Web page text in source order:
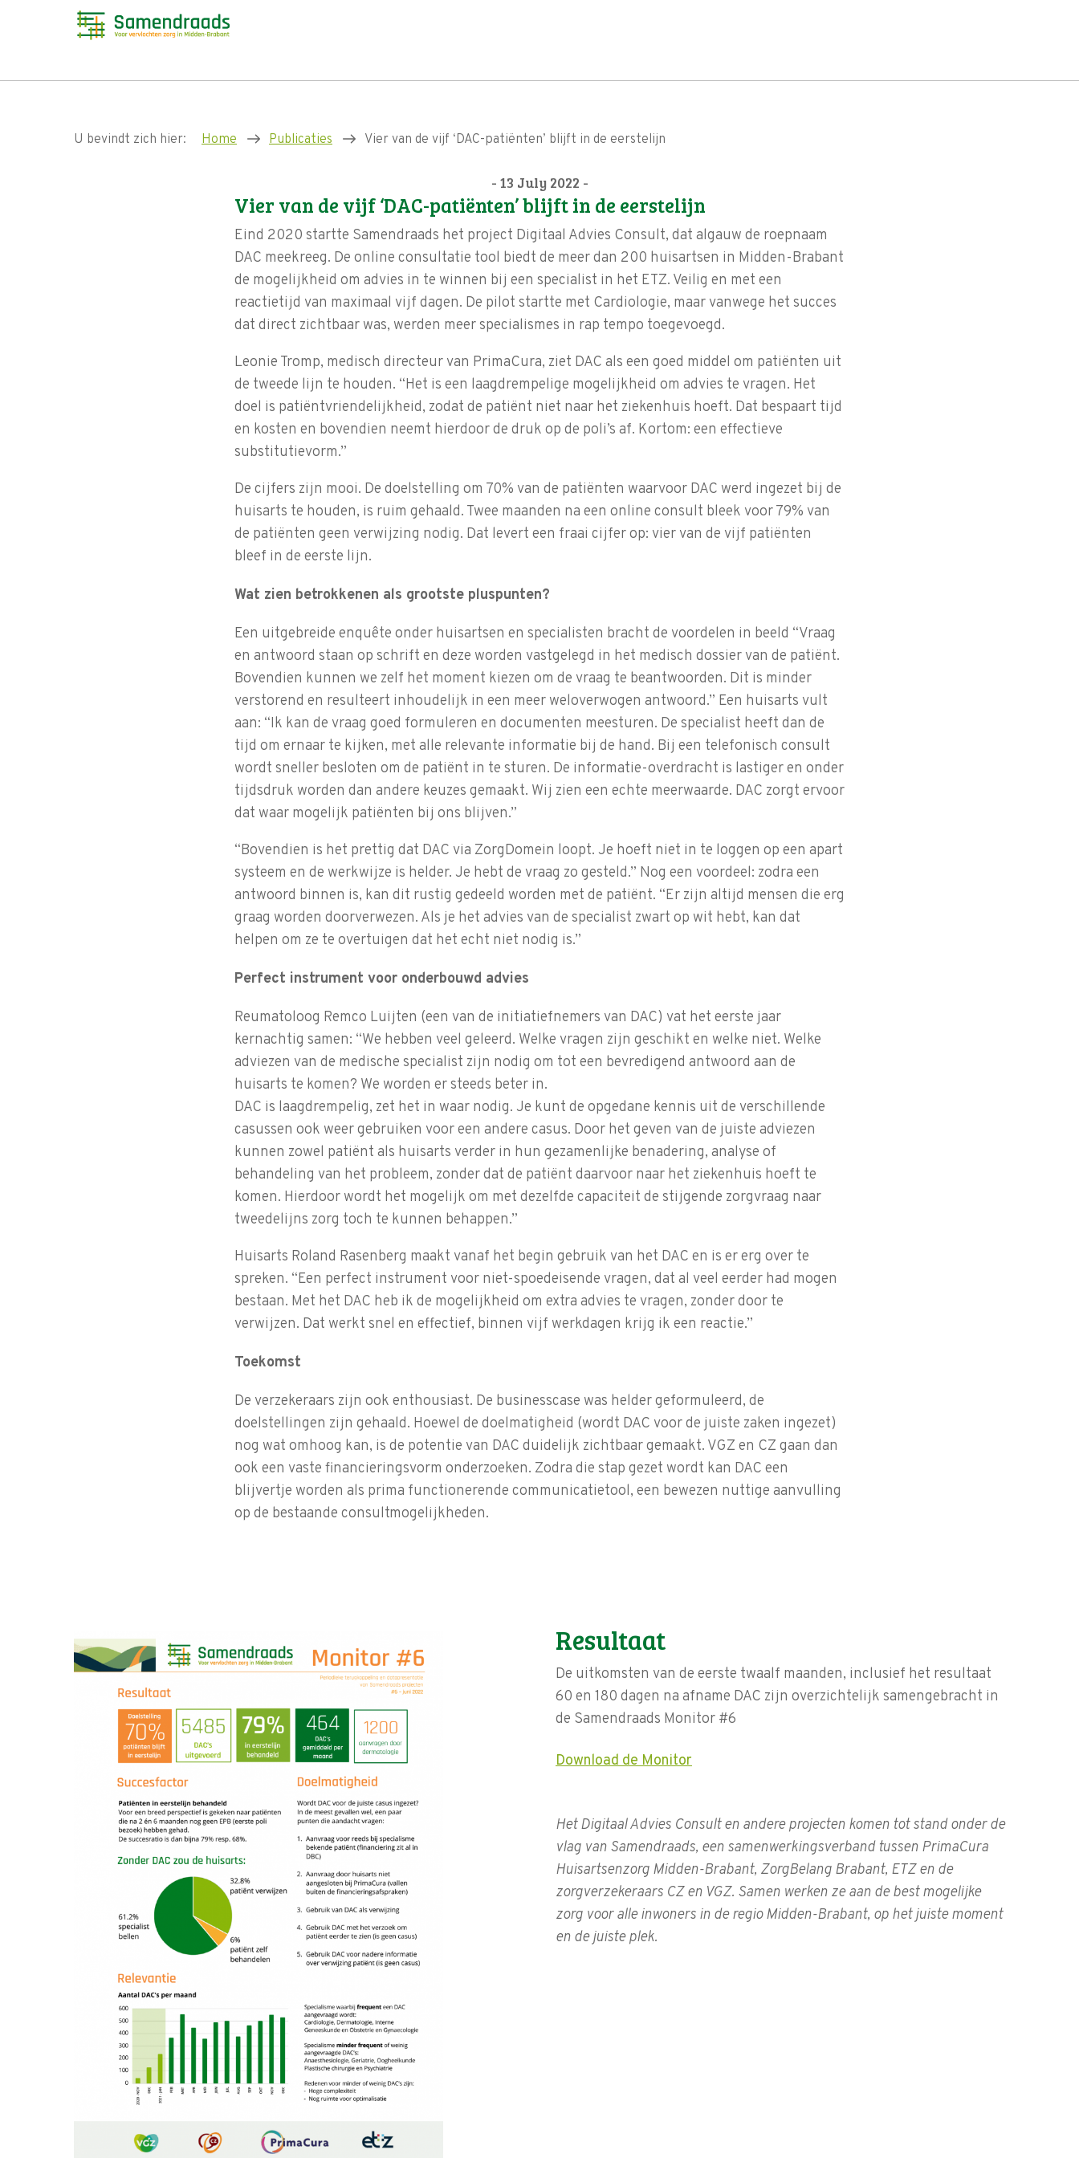
U bevindt zich hier: Home Publicaties Vier van de vijf ‘DAC-patiënten’ blijft in de eerstelijn
- 13 July 2022 -
Vier van de vijf ‘DAC-patiënten’ blijft in de eerstelijn
Eind 2020 startte Samendraads het project Digitaal Advies Consult, dat algauw de roepnaam
DAC meekreeg. De online consultatie tool biedt de meer dan 200 huisartsen in Midden-Brabant
de mogelijkheid om advies in te winnen bij een specialist in het ETZ. Veilig en met een
reactietijd van maximaal vijf dagen. De pilot startte met Cardiologie, maar vanwege het succes
dat direct zichtbaar was, werden meer specialismes in rap tempo toegevoegd.
Leonie Tromp, medisch directeur van PrimaCura, ziet DAC als een goed middel om patiënten uit
de tweede lijn te houden. “Het is een laagdrempelige mogelijkheid om advies te vragen. Het
doel is patiëntvriendelijkheid, zodat de patiënt niet naar het ziekenhuis hoeft. Dat bespaart tijd
en kosten en bovendien neemt hierdoor de druk op de poli’s af. Kortom: een effectieve
substitutievorm.”
De cijfers zijn mooi. De doelstelling om 70% van de patiënten waarvoor DAC werd ingezet bij de
huisarts te houden, is ruim gehaald. Twee maanden na een online consult bleek voor 79% van
de patiënten geen verwijzing nodig. Dat levert een fraai cijfer op: vier van de vijf patiënten
bleef in de eerste lijn.
Wat zien betrokkenen als grootste pluspunten?
Een uitgebreide enquête onder huisartsen en specialisten bracht de voordelen in beeld “Vraag
en antwoord staan op schrift en deze worden vastgelegd in het medisch dossier van de patiënt.
Bovendien kunnen we zelf het moment kiezen om de vraag te beantwoorden. Dit is minder
verstorend en resulteert inhoudelijk in een meer weloverwogen antwoord.” Een huisarts vult
aan: “Ik kan de vraag goed formuleren en documenten meesturen. De specialist heeft dan de
tijd om ernaar te kijken, met alle relevante informatie bij de hand. Bij een telefonisch consult
wordt sneller besloten om de patiënt in te sturen. De informatie-overdracht is lastiger en onder
tijdsdruk worden dan andere keuzes gemaakt. Wij zien een echte meerwaarde. DAC zorgt ervoor
dat waar mogelijk patiënten bij ons blijven.”
“Bovendien is het prettig dat DAC via ZorgDomein loopt. Je hoeft niet in te loggen op een apart
systeem en de werkwijze is helder. Je hebt de vraag zo gesteld.” Nog een voordeel: zodra een
antwoord binnen is, kan dit rustig gedeeld worden met de patiënt. “Er zijn altijd mensen die erg
graag worden doorverwezen. Als je het advies van de specialist zwart op wit hebt, kan dat
helpen om ze te overtuigen dat het echt niet nodig is.”
Perfect instrument voor onderbouwd advies
Reumatoloog Remco Luijten (een van de initiatiefnemers van DAC) vat het eerste jaar
kernachtig samen: “We hebben veel geleerd. Welke vragen zijn geschikt en welke niet. Welke
adviezen van de medische specialist zijn nodig om tot een bevredigend antwoord aan de
huisarts te komen? We worden er steeds beter in.
DAC is laagdrempelig, zet het in waar nodig. Je kunt de opgedane kennis uit de verschillende
casussen ook weer gebruiken voor een andere casus. Door het geven van de juiste adviezen
kunnen zowel patiënt als huisarts verder in hun gezamenlijke benadering, analyse of
behandeling van het probleem, zonder dat de patiënt daarvoor naar het ziekenhuis hoeft te
komen. Hierdoor wordt het mogelijk om met dezelfde capaciteit de stijgende zorgvraag naar
tweedelijns zorg toch te kunnen behappen.”
Huisarts Roland Rasenberg maakt vanaf het begin gebruik van het DAC en is er erg over te
spreken. “Een perfect instrument voor niet-spoedeisende vragen, dat al veel eerder had mogen
bestaan. Met het DAC heb ik de mogelijkheid om extra advies te vragen, zonder door te
verwijzen. Dat werkt snel en effectief, binnen vijf werkdagen krijg ik een reactie.”
Toekomst
De verzekeraars zijn ook enthousiast. De businesscase was helder geformuleerd, de
doelstellingen zijn gehaald. Hoewel de doelmatigheid (wordt DAC voor de juiste zaken ingezet)
nog wat omhoog kan, is de potentie van DAC duidelijk zichtbaar gemaakt. VGZ en CZ gaan dan
ook een vaste financieringsvorm onderzoeken. Zodra die stap gezet wordt kan DAC een
blijvertje worden als prima functionerende communicatietool, een bewezen nuttige aanvulling
op de bestaande consultmogelijkheden.
Resultaat
De uitkomsten van de eerste twaalf maanden, inclusief het resultaat
60 en 180 dagen na afname DAC zijn overzichtelijk samengebracht in
de Samendraads Monitor #6
Download de Monitor
Het Digitaal Advies Consult en andere projecten komen tot stand onder de
vlag van Samendraads, een samenwerkingsverband tussen PrimaCura
Huisartsenzorg Midden-Brabant, ZorgBelang Brabant, ETZ en de
zorgverzekeraars CZ en VGZ. Samen werken ze aan de best mogelijke
zorg voor alle inwoners in de regio Midden-Brabant, op het juiste moment
en de juiste plek.